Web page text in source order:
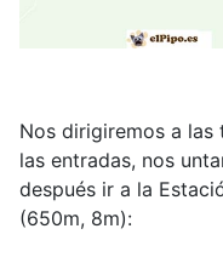
Nos dirigiremos a
las entradas, nos
después ir a la
(650m, 8m):